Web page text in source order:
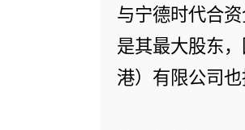
与宁德时代合
是其最大股东
港）有限公司